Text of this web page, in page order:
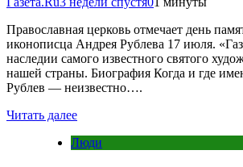
Православная церковь отмечает день
иконописца Андрея Рублева 17 июля.
наследии самого известного святого
нашей страны. Биография Когда и где
Рублев — неизвестно….
Читать далее
Люди